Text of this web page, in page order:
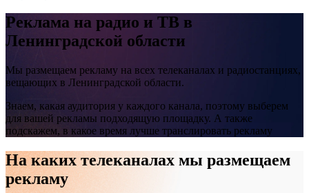
Реклама на радио и ТВ в
Ленинградской области
Мы размещаем рекламу на всех телеканалах и радиостанциях,
вещающих в Ленинградской области.
Знаем, какая аудитория у каждого канала, поэтому выберем
для вашей рекламы подходящую площадку. А также
подскажем, в какое время лучше транслировать рекламу
На каких телеканалах мы размещаем
рекламу